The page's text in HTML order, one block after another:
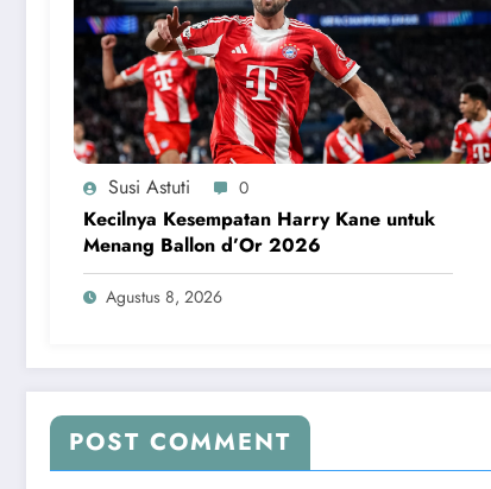
Susi Astuti 0
Kecilnya Kesempatan Harry Kane untuk
Menang Ballon d’Or 2026
Agustus 8, 2026
POST COMMENT